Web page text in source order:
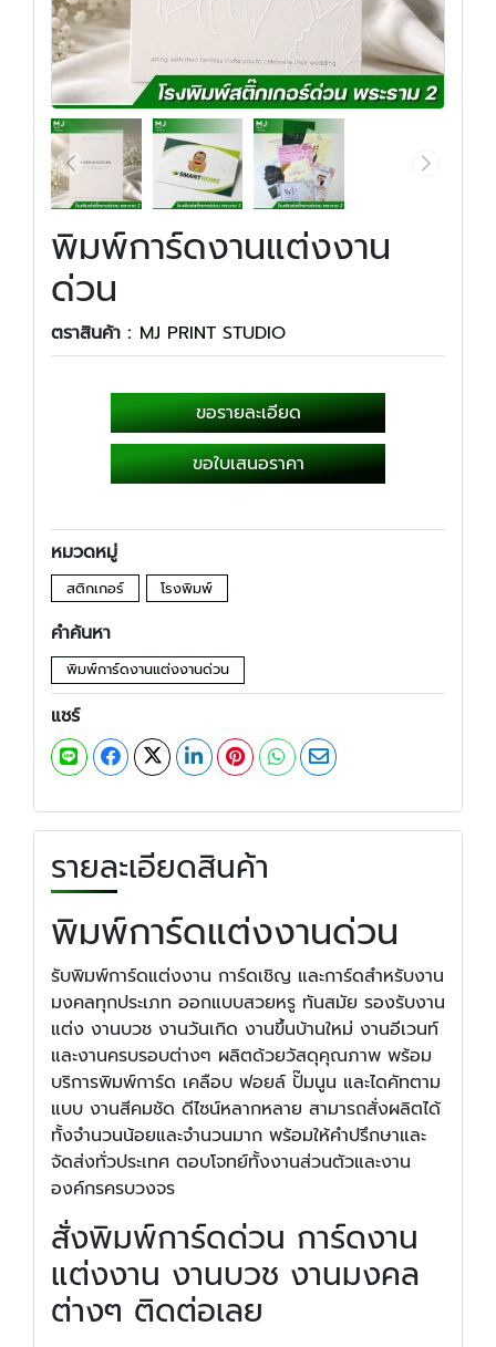
พิมพ์การ์ดงานแต่งงาน
ด่วน
ตราสินค้า : MJ PRINT STUDIO
ขอรายละเอียด
ขอใบเสนอราคา
หมวดหมู่
สติกเกอร์ โรงพิมพ์
คำค้นหา
พิมพ์การ์ดงานแต่งงานด่วน
แชร์
รายละเอียดสินค้า
พิมพ์การ์ดแต่งงานด่วน
รับพิมพ์การ์ดแต่งงาน การ์ดเชิญ และการ์ดสำหรับงาน
มงคลทุกประเภท ออกแบบสวยหรู ทันสมัย รองรับงาน
แต่ง งานบวช งานวันเกิด งานขึ้นบ้านใหม่ งานอีเวนท์
และงานครบรอบต่างๆ ผลิตด้วยวัสดุคุณภาพ พร้อม
บริการพิมพ์การ์ด เคลือบ ฟอยล์ ปั๊มนูน และไดคัทตาม
แบบ งานสีคมชัด ดีไซน์หลากหลาย สามารถสั่งผลิตได้
ทั้งจำนวนน้อยและจำนวนมาก พร้อมให้คำปรึกษาและ
จัดส่งทั่วประเทศ ตอบโจทย์ทั้งงานส่วนตัวและงาน
องค์กรครบวงจร
สั่งพิมพ์การ์ดด่วน การ์ดงาน
แต่งงาน งานบวช งานมงคล
ต่างๆ ติดต่อเลย